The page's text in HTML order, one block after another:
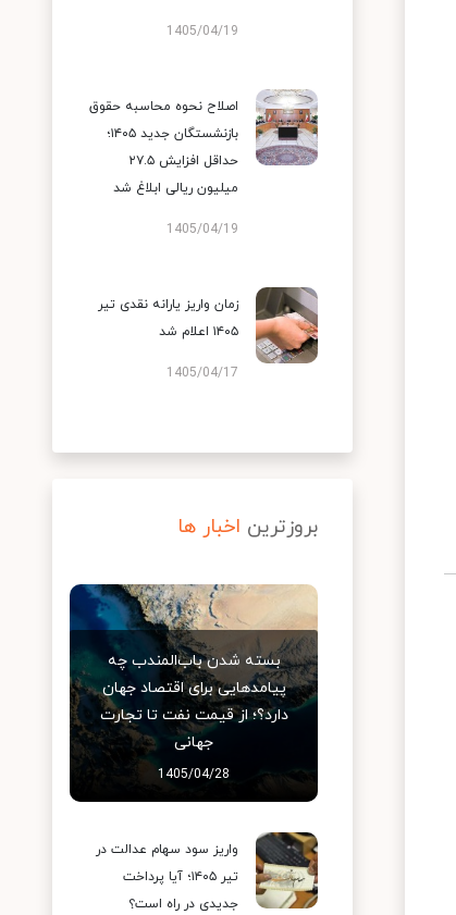
1405/04/19
اصلاح نحوه محاسبه حقوق
بازنشستگان جدید ۱۴۰۵؛
حداقل افزایش ۲۷.۵
میلیون ریالی ابلاغ شد
1405/04/19
زمان واریز یارانه نقدی تیر
۱۴۰۵ اعلام شد
1405/04/17
بروزترین اخبار ها
بسته شدن باب‌المندب چه
پیامدهایی برای اقتصاد جهان
دارد؟؛ از قیمت نفت تا تجارت
جهانی
1405/04/28
واریز سود سهام عدالت در
تیر ۱۴۰۵؛ آیا پرداخت
جدیدی در راه است؟